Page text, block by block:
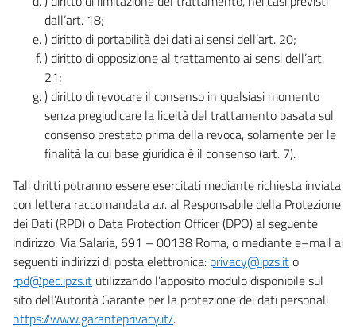
dall’art. 18;
) diritto di portabilità dei dati ai sensi dell’art. 20;
) diritto di opposizione al trattamento ai sensi dell’art.
21;
) diritto di revocare il consenso in qualsiasi momento
senza pregiudicare la liceità del trattamento basata sul
consenso prestato prima della revoca, solamente per le
finalità la cui base giuridica è il consenso (art. 7).
Tali diritti potranno essere esercitati mediante richiesta inviata
con lettera raccomandata a.r. al Responsabile della Protezione
dei Dati (RPD) o Data Protection Officer (DPO) al seguente
indirizzo: Via Salaria, 691 – 00138 Roma, o mediante e–mail ai
seguenti indirizzi di posta elettronica: privacy@ipzs.ito
rpd@pec.ipzs.it utilizzando l’apposito modulo disponibile sul
sito dell’Autorità Garante per la protezione dei dati personali
https://www.garanteprivacy.it/.